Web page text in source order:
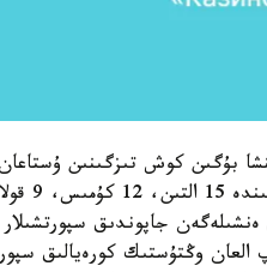
بۇگىن كوش تىزگىنىن
8 التىن، 11 كۇمىس، 11 قولا (30) مەدال ەنشىلەگەن
10 قولا (24) مەدال جەڭىپ العان وڭتۇستىك